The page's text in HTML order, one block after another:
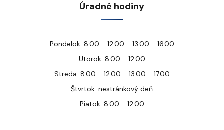
Úradné hodiny
Pondelok: 8.00 - 12.00 - 13.00 - 16.00
Utorok: 8.00 - 12.00
Streda: 8.00 - 12.00 - 13.00 - 17.00
Štvrtok: nestránkový deň
Piatok: 8.00 - 12.00